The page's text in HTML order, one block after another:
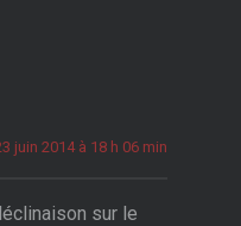
juin 2014 à 18 h 06 min
sur le